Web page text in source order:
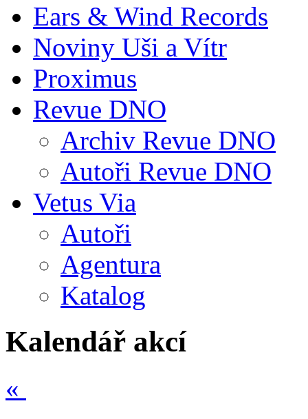
Ears & Wind Records
Noviny Uši a Vítr
Proximus
Revue DNO
Archiv Revue DNO
Autoři Revue DNO
Vetus Via
Autoři
Agentura
Katalog
Kalendář akcí
«